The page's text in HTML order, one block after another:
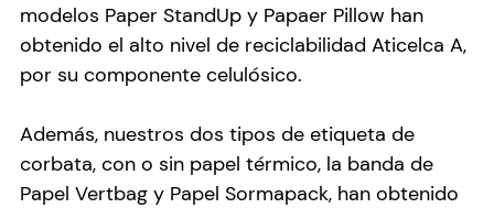
modelos Paper StandUp y Papaer Pillow han
obtenido el alto nivel de reciclabilidad Aticelca A,
por su componente celulósico.
Además, nuestros dos tipos de etiqueta de
corbata, con o sin papel térmico, la banda de
Papel Vertbag y Papel Sormapack, han obtenido